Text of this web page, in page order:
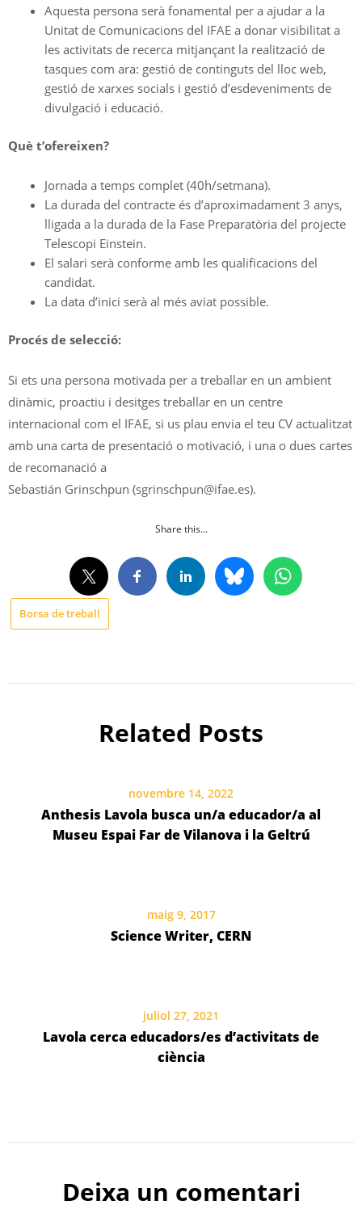
Aquesta persona serà fonamental per a ajudar a la
Unitat de Comunicacions del IFAE a donar visibilitat a
les activitats de recerca mitjançant la realització de
tasques com ara: gestió de continguts del lloc web,
gestió de xarxes socials i gestió d’esdeveniments de
divulgació i educació.
Què t’ofereixen?
Jornada a temps complet (40h/setmana).
La durada del contracte és d’aproximadament 3 anys,
lligada a la durada de la Fase Preparatòria del projecte
Telescopi Einstein.
El salari serà conforme amb les qualificacions del
candidat.
La data d’inici serà al més aviat possible.
Procés de selecció:
Si ets una persona motivada per a treballar en un ambient
dinàmic, proactiu i desitges treballar en un centre
internacional com el IFAE, si us plau envia el teu CV actualitzat
amb una carta de presentació o motivació, i una o dues cartes
de recomanació a
Sebastián Grinschpun (sgrinschpun@ifae.es).
Share this…
Borsa de treball
Related Posts
novembre 14, 2022
Anthesis Lavola busca un/a educador/a al
Museu Espai Far de Vilanova i la Geltrú
maig 9, 2017
Science Writer, CERN
juliol 27, 2021
Lavola cerca educadors/es d’activitats de
ciència
Deixa un comentari